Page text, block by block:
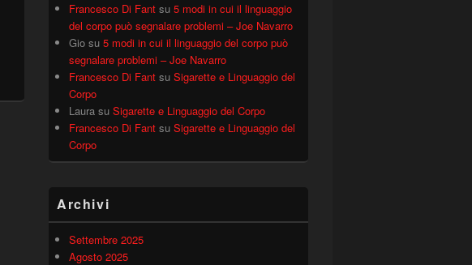
Francesco Di Fant su 5 modi in cui il linguaggio
del corpo può segnalare problemi – Joe Navarro
Gio su 5 modi in cui il linguaggio del corpo può
segnalare problemi – Joe Navarro
Francesco Di Fant su Sigarette e Linguaggio del
Corpo
Laura su Sigarette e Linguaggio del Corpo
Francesco Di Fant su Sigarette e Linguaggio del
Corpo
Archivi
Settembre 2025
Agosto 2025